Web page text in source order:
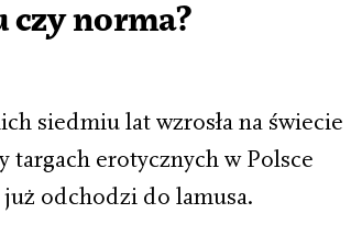
czy norma?
siedmiu lat wzrosła na świecie
erotycznych w Polsce
odchodzi do lamusa.